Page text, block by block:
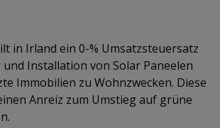
in Irland ein 0-% Umsatzsteuersatz
Installation von Solar Paneelen
Immobilien zu Wohnzwecken. Diese
Anreiz zum Umstieg auf grüne